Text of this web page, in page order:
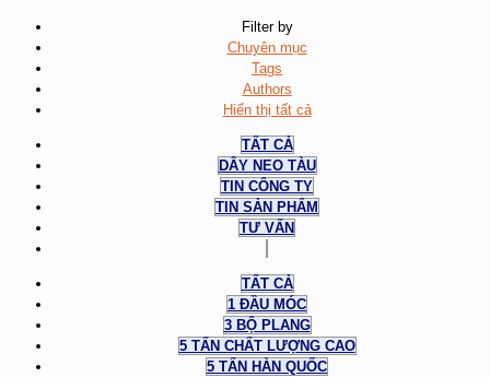
Filter by
Chuyên mục
Tags
Authors
Hiển thị tất cả
TẤT CẢ
DÂY NEO TÀU
TIN CÔNG TY
TIN SẢN PHẨM
TƯ VẤN
TẤT CẢ
1 ĐẦU MÓC
3 BỘ PLANG
5 TẤN CHẤT LƯỢNG CAO
5 TẤN HÀN QUỐC